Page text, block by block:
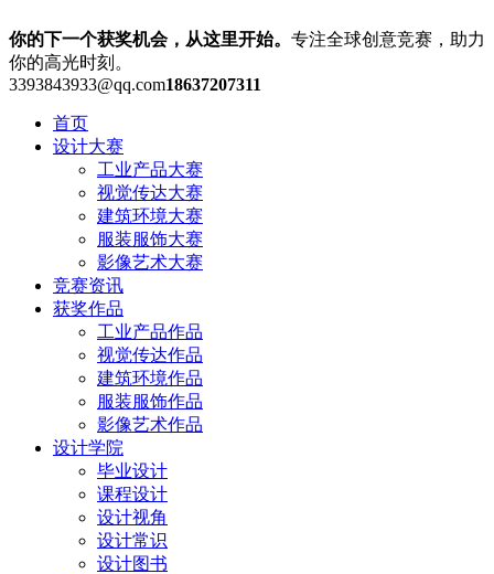
你的下一个获奖机会，从这里开始。 专注全球创意竞赛，助力
你的高光时刻。
3393843933@qq.com18637207311
首页
设计大赛
工业产品大赛
视觉传达大赛
建筑环境大赛
服装服饰大赛
影像艺术大赛
竞赛资讯
获奖作品
工业产品作品
视觉传达作品
建筑环境作品
服装服饰作品
影像艺术作品
设计学院
毕业设计
课程设计
设计视角
设计常识
设计图书